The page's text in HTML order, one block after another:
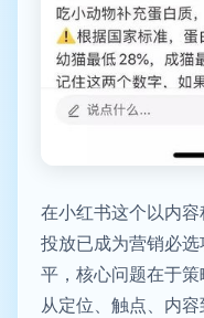
在小红书这个以内
投放已成为营销必
平，核心问题在于
从定位、触点、内